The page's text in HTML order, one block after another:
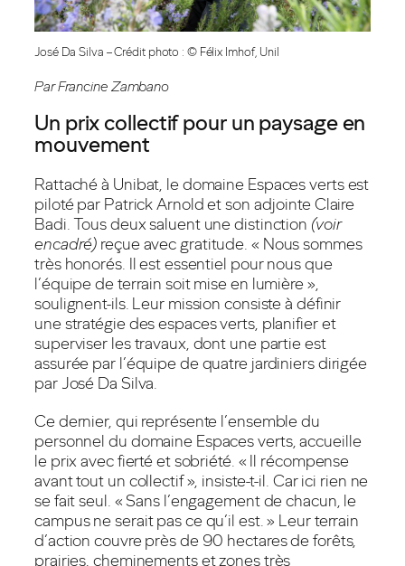
José Da Silva – Crédit photo : © Félix Imhof, Unil
Par Francine Zambano
Un prix collectif pour un paysage en
mouvement
Rattaché à Unibat, le domaine Espaces verts est
piloté par Patrick Arnold et son adjointe Claire
Badi. Tous deux saluent une distinction (voir
encadré) reçue avec gratitude. « Nous sommes
très honorés. Il est essentiel pour nous que
l’équipe de terrain soit mise en lumière »,
soulignent-ils. Leur mission consiste à définir
une stratégie des espaces verts, planifier et
superviser les travaux, dont une partie est
assurée par l’équipe de quatre jardiniers dirigée
par José Da Silva.
Ce dernier, qui représente l’ensemble du
personnel du domaine Espaces verts, accueille
le prix avec fierté et sobriété. « Il récompense
avant tout un collectif », insiste-t-il. Car ici rien ne
se fait seul. « Sans l’engagement de chacun, le
campus ne serait pas ce qu’il est. » Leur terrain
d’action couvre près de 90 hectares de forêts,
prairies, cheminements et zones très